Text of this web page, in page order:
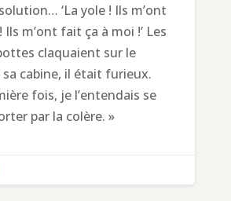
‘La yole ! Ils m’ont
Ils m’ont fait ça à moi !’ Les
claquaient sur le
sa cabine, il était furieux.
fois, je l’entendais se
par la colère. »